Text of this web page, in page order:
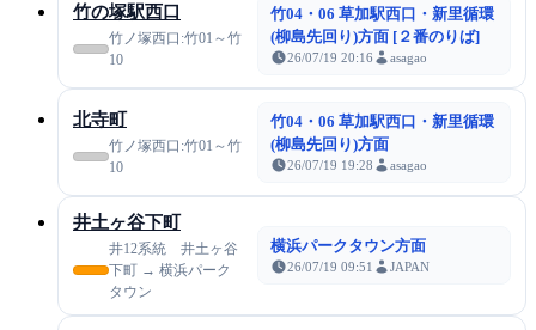
竹の塚駅西口
竹ノ塚西口:竹01～竹
10
竹04・06 草加駅西口・新里循環
(柳島先回り)方面 [２番のりば]
26/07/19 20:16 asagao
北寺町
竹ノ塚西口:竹01～竹
10
竹04・06 草加駅西口・新里循環
(柳島先回り)方面
26/07/19 19:28 asagao
井土ヶ谷下町
井12系統 井土ヶ谷
下町 → 横浜パーク
タウン
横浜パークタウン方面
26/07/19 09:51 JAPAN